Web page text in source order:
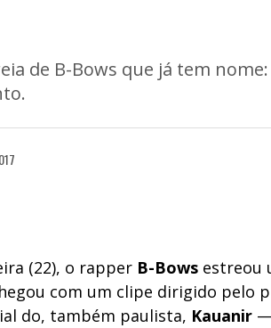
de B-Bows que já tem nome:
(22), o rapper B-Bows estreou
com um clipe dirigido pelo
do, também paulista, Kauanir